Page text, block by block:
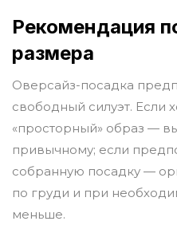
Рекомендация
размера
Оверсайз-посадка
свободный силуэт. Если
«просторный» образ —
привычному; если
собранную посадку —
по груди и при
меньше.